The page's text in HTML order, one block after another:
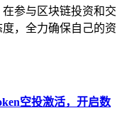
参与区块链投资和交
，全力确保自己的资
空投激活，开启数